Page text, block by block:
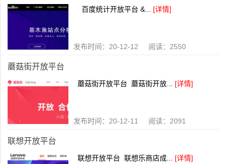
百度统计开放平台 &... [详情]
发布时间：20-12-12 阅读：2550
蘑菇街开放平台
蘑菇街开放平台 蘑菇街开放... [详情]
发布时间：20-12-11 阅读：2091
联想开放平台
联想开放平台 联想乐商店成... [详情]